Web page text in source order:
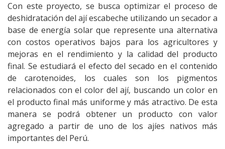
Con este proyecto, se busca optimizar el proceso de
deshidratación del ají escabeche utilizando un secador a
base de energía solar que represente una alternativa
con costos operativos bajos para los agricultores y
mejoras en el rendimiento y la calidad del producto
final. Se estudiará el efecto del secado en el contenido
de carotenoides, los cuales son los pigmentos
relacionados con el color del ají, buscando un color en
el producto final más uniforme y más atractivo. De esta
manera se podrá obtener un producto con valor
agregado a partir de uno de los ajíes nativos más
importantes del Perú.